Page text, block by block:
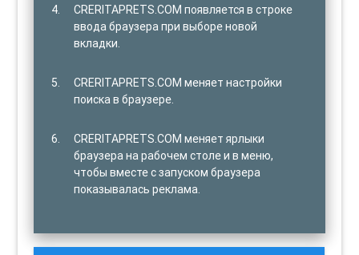
CRERITAPRETS.COM появляется в строке
ввода браузера при выборе новой
вкладки.
CRERITAPRETS.COM меняет настройки
поиска в браузере.
CRERITAPRETS.COM меняет ярлыки
браузера на рабочем столе и в меню,
чтобы вместе с запуском браузера
показывалась реклама.